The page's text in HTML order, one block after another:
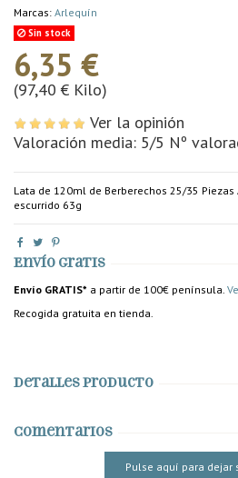
Marcas: Arlequín
Sin stock
6,35 €
(97,40 € Kilo)
Ver la opinión
Valoración media: 5/5 Nº
Lata de 120ml de Berberechos 25/35
escurrido 63g
Envío gratis
Envío GRATIS* a partir de 100€ península.
Recogida gratuita en tienda.
Detalles producto
Comentarios
Pulse aquí para dejar